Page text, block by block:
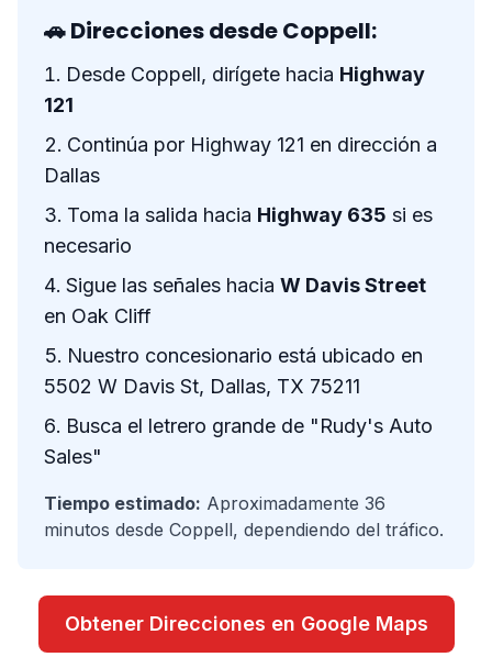
🚗 Direcciones desde Coppell:
Desde Coppell, dirígete hacia Highway
121
Continúa por Highway 121 en dirección a
Dallas
Toma la salida hacia Highway 635 si es
necesario
Sigue las señales hacia W Davis Street
en Oak Cliff
Nuestro concesionario está ubicado en
5502 W Davis St, Dallas, TX 75211
Busca el letrero grande de "Rudy's Auto
Sales"
Tiempo estimado: Aproximadamente 36
minutos desde Coppell, dependiendo del tráfico.
Obtener Direcciones en Google Maps